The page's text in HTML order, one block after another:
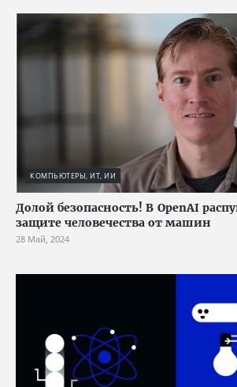
КОМПЬЮТЕРЫ, ИТ, ИИ
Долой безопасность! В OpenAI
защите человечества от машин
28 Май, 2024